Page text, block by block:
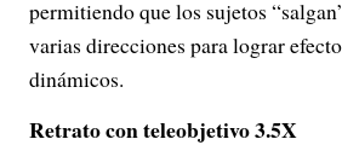
permitiendo que los sujetos
varias direcciones para lograr
dinámicos.
Retrato con teleobjetivo 3.5X